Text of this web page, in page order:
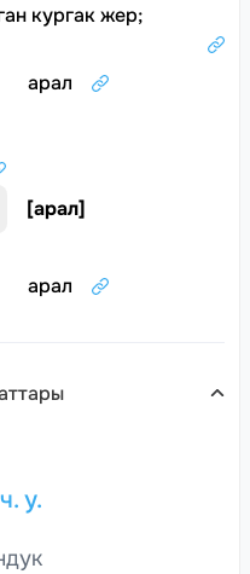
кургак жер;
арал
[арал]
арал
ч. у.